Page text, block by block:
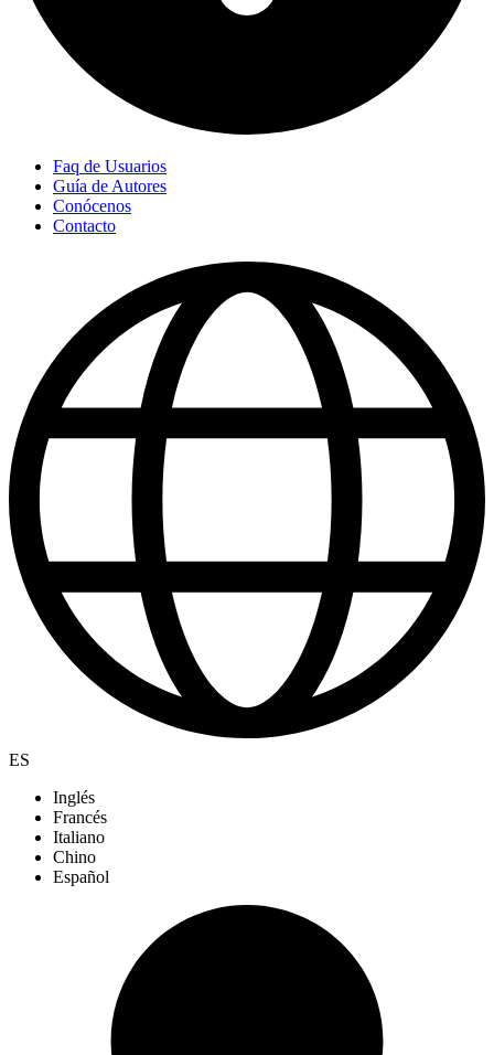
Faq de Usuarios
Guía de Autores
Conócenos
Contacto
ES
Inglés
Francés
Italiano
Chino
Español